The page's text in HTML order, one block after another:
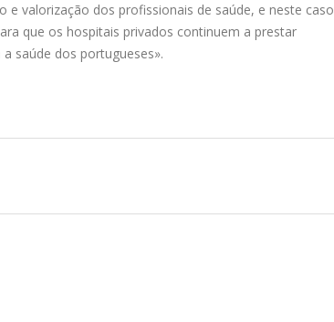
e valorização dos profissionais de saúde, e neste caso
que os hospitais privados continuem a prestar
saúde dos portugueses».